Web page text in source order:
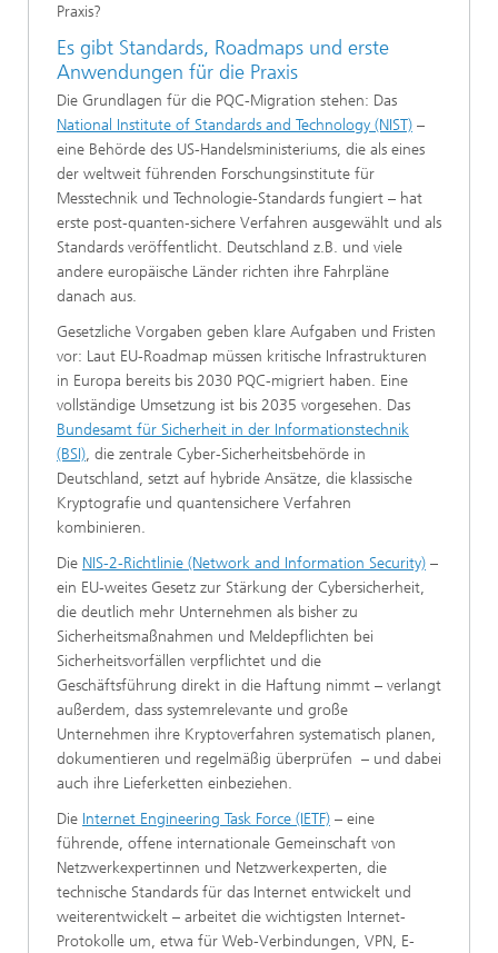
Praxis?
Es gibt Standards, Roadmaps und erste
Anwendungen für die Praxis
Die Grundlagen für die PQC-Migration stehen: Das
National Institute of Standards and Technology (NIST) –
eine Behörde des US-Handelsministeriums, die als eines
der weltweit führenden Forschungsinstitute für
Messtechnik und Technologie-Standards fungiert – hat
erste post‑quanten‑sichere Verfahren ausgewählt und als
Standards veröffentlicht. Deutschland z.B. und viele
andere europäische Länder richten ihre Fahrpläne
danach aus.
Gesetzliche Vorgaben geben klare Aufgaben und Fristen
vor: Laut EU-Roadmap müssen kritische Infrastrukturen
in Europa bereits bis 2030 PQC-migriert haben. Eine
vollständige Umsetzung ist bis 2035 vorgesehen. Das
Bundesamt für Sicherheit in der Informationstechnik
(BSI), die zentrale Cyber-Sicherheitsbehörde in
Deutschland, setzt auf hybride Ansätze, die klassische
Kryptografie und quantensichere Verfahren
kombinieren.
Die NIS-2-Richtlinie (Network and Information Security) –
ein EU-weites Gesetz zur Stärkung der Cybersicherheit,
die deutlich mehr Unternehmen als bisher zu
Sicherheitsmaßnahmen und Meldepflichten bei
Sicherheitsvorfällen verpflichtet und die
Geschäftsführung direkt in die Haftung nimmt – verlangt
außerdem, dass systemrelevante und große
Unternehmen ihre Kryptoverfahren systematisch planen,
dokumentieren und regelmäßig überprüfen – und dabei
auch ihre Lieferketten einbeziehen.
Die Internet Engineering Task Force (IETF) – eine
führende, offene internationale Gemeinschaft von
Netzwerkexpertinnen und Netzwerkexperten, die
technische Standards für das Internet entwickelt und
weiterentwickelt – arbeitet die wichtigsten Internet-
Protokolle um, etwa für Web-Verbindungen, VPN, E-